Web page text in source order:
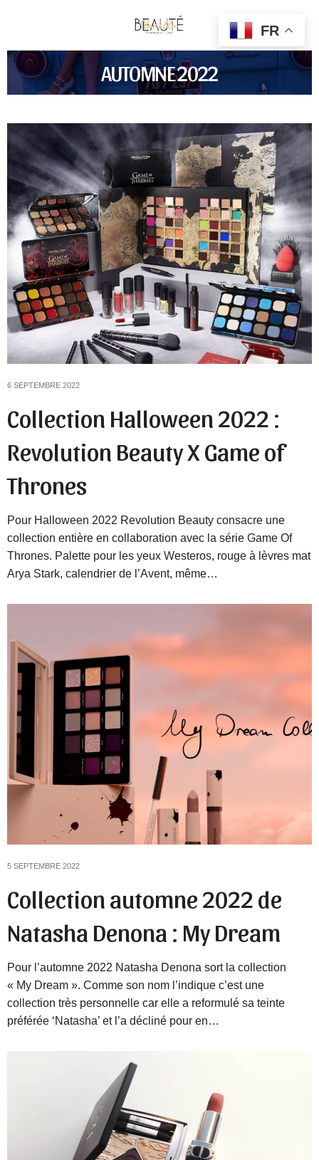
AUTOMNE 2022
6 SEPTEMBRE 2022
Collection Halloween 2022 :
Revolution Beauty X Game of
Thrones
Pour Halloween 2022 Revolution Beauty consacre une
collection entière en collaboration avec la série Game Of
Thrones. Palette pour les yeux Westeros, rouge à lèvres mat
Arya Stark, calendrier de l’Avent, même…
5 SEPTEMBRE 2022
Collection automne 2022 de
Natasha Denona : My Dream
Pour l’automne 2022 Natasha Denona sort la collection
« My Dream ». Comme son nom l’indique c’est une
collection très personnelle car elle a reformulé sa teinte
préférée ‘Natasha’ et l’a décliné pour en…
FR